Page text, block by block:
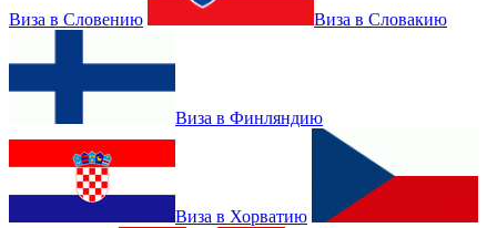
Виза в Словению Виза в Словакию
Виза в Финляндию
Виза в Хорватию